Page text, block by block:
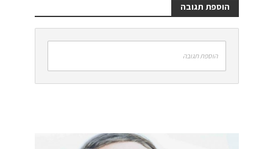
הוספת תגובה
הוספת תגובה